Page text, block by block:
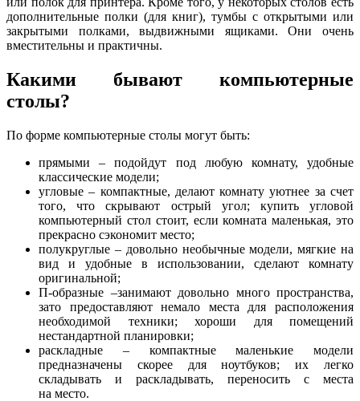
дополнительные полки (для книг), тумбы с открытыми или
закрытыми полками, выдвижными ящиками. Они очень
вместительны и практичны.
Какими бывают компьютерные
столы?
По форме компьютерные столы могут быть:
прямыми – подойдут под любую комнату, удобные
классические модели;
угловые – компактные, делают комнату уютнее за счет
того, что скрывают острый угол; купить угловой
компьютерный стол стоит, если комната маленькая, это
прекрасно сэкономит место;
полукруглые – довольно необычные модели, мягкие на
вид и удобные в использовании, сделают комнату
оригинальной;
П-образные –занимают довольно много пространства,
зато предоставляют немало места для расположения
необходимой техники; хороши для помещений
нестандартной планировки;
раскладные – компактные маленькие модели
предназначены скорее для ноутбуков; их легко
складывать и раскладывать, переносить с места
на место.